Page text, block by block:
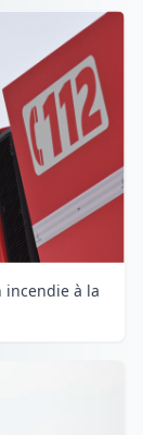
incendie à la